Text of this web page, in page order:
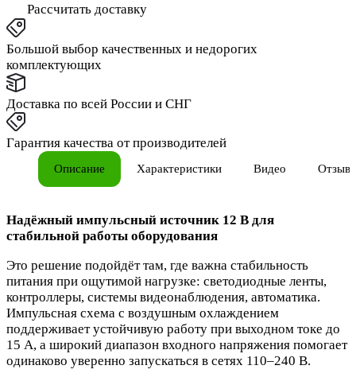
Рассчитать доставку
Большой выбор качественных и недорогих
комплектующих
Доставка по всей России и СНГ
Гарантия качества от производителей
Описание Характеристики Видео
Надёжный импульсный источник 12 В для
стабильной работы оборудования
Это решение подойдёт там, где важна стабильность
питания при ощутимой нагрузке: светодиодные ленты,
контроллеры, системы видеонаблюдения, автоматика.
Импульсная схема с воздушным охлаждением
поддерживает устойчивую работу при выходном токе до
15 А, а широкий диапазон входного напряжения помогает
одинаково уверенно запускаться в сетях 110–240 В.